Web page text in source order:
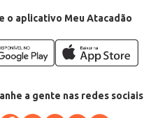
o aplicativo Meu Atacadão
a gente nas redes sociais